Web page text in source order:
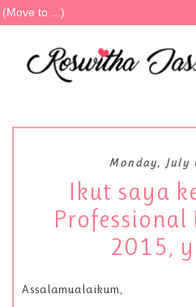
Monday, July
Ikut saya
Professional
2015,
Assalamualaikum,